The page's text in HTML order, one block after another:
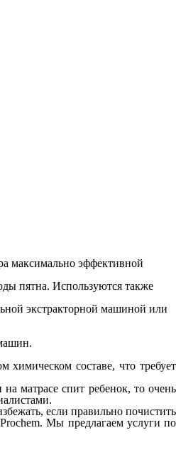
максимально эффективной
пятна. Используются также
экстракторной машиной или
химическом составе, что требует
матрасе спит ребенок, то очень
если правильно почистить
Мы предлагаем услуги по